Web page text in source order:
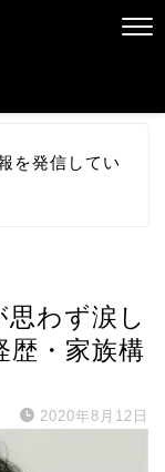
を発信してい
わず涙し
歴・家族構
2020年8月12日